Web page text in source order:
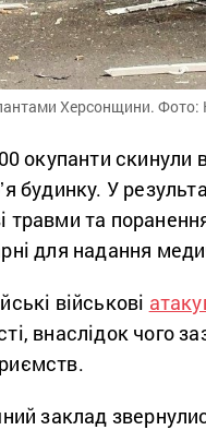
Херсонщини. Фото:
окупанти скинули
будинку. У
та
для надання
військові
внаслідок чого
заклад